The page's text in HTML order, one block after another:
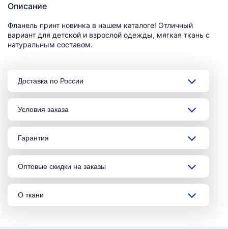
Описание
Фланель принт новинка в нашем каталоге! Отличный
вариант для детской и взрослой одежды, мягкая ткань с
натуральным составом.
Доставка по России
Условия заказа
Гарантия
Оптовые скидки на заказы
О ткани